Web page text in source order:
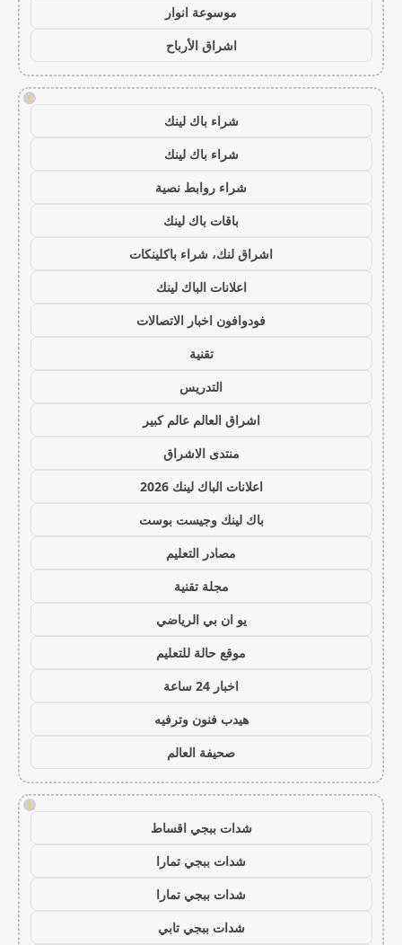
موسوعة انوار
اشراق الأرباح
!
شراء باك لينك
شراء باك لينك
شراء روابط نصية
باقات باك لينك
اشراق لنك، شراء باكلينكات
اعلانات الباك لينك
فودوافون اخبار الاتصالات
تقنية
التدريس
اشراق العالم عالم كبير
منتدى الاشراق
اعلانات الباك لينك 2026
باك لينك وجيست بوست
مصادر التعليم
مجلة تقنية
يو ان بي الرياضي
موقع حالة للتعليم
اخبار 24 ساعة
هيدب فنون وترفيه
صحيفة العالم
!
شدات ببجي اقساط
شدات ببجي تمارا
شدات ببجي تمارا
شدات ببجي تابي